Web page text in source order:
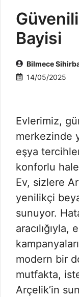
Bayisi
Bilmece
14/05/2025
Evlerimiz,
merkezinde
eşya
konforlu
Ev, sizlere
yenilikçi
sunuyor.
modern bir
mutfakta,
Arçelik’in